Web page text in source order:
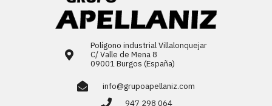
Polígono industrial Villalonquejar
C/ Valle de Mena 8
09001 Burgos (España)
info@grupoapellaniz.com
947 298 064